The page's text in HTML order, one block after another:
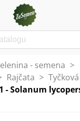
- semena >
Rajčata >
- Solanum